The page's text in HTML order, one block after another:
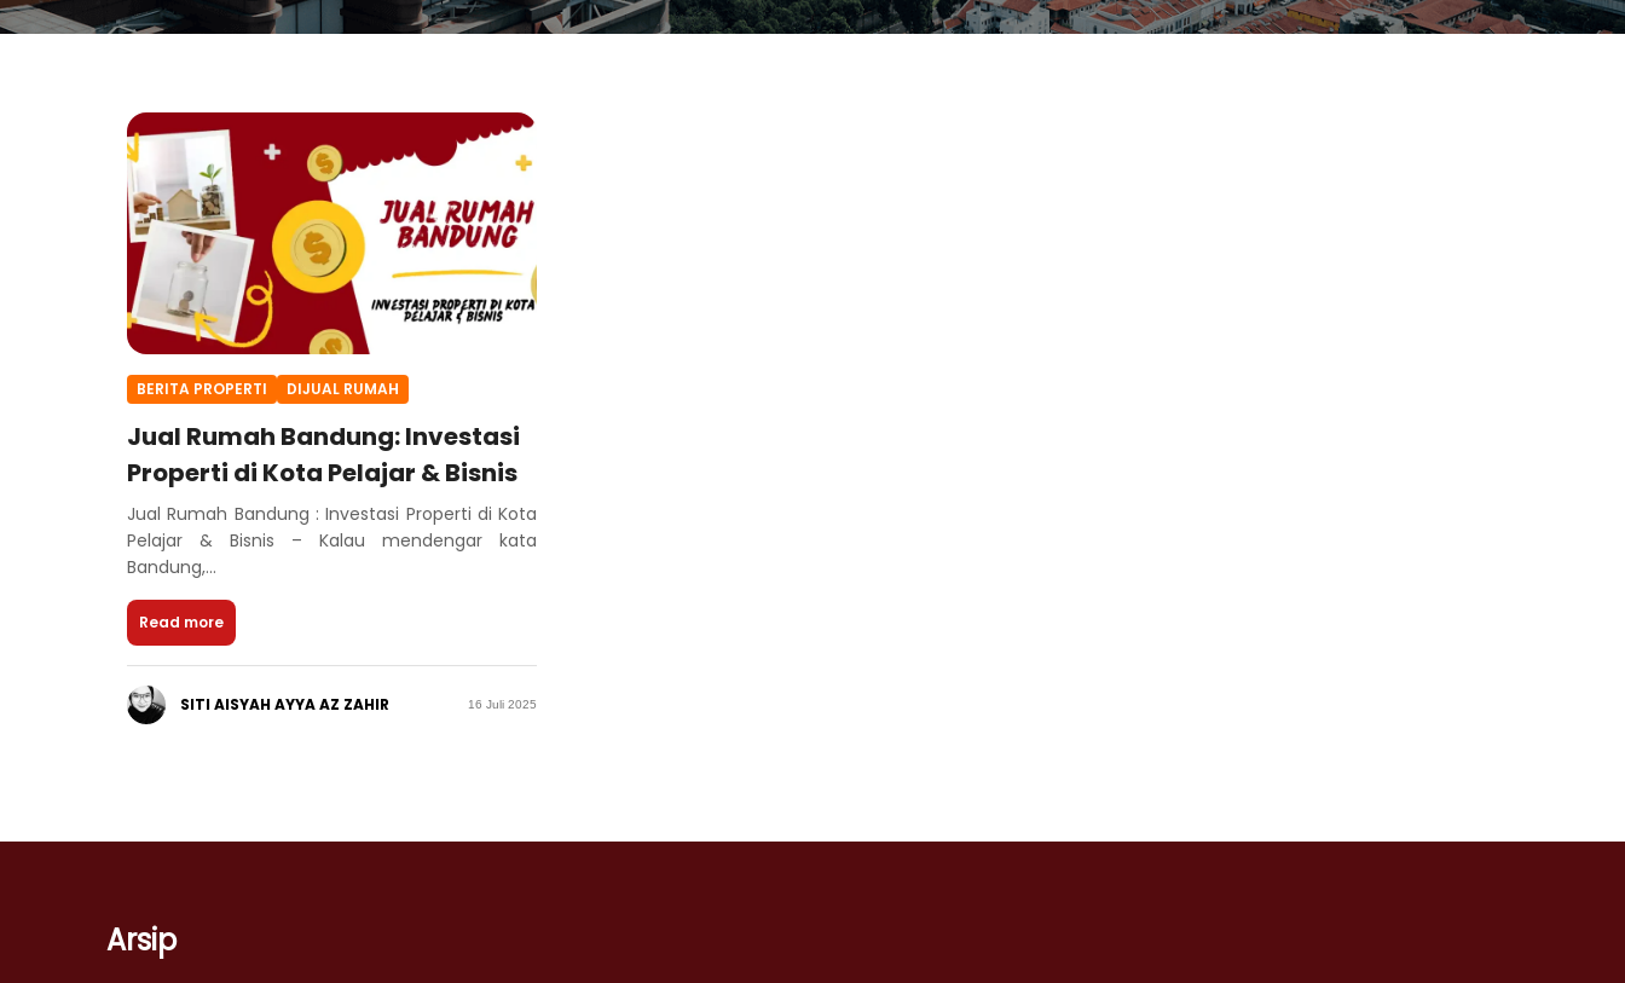
BERITA PROPERTI DIJUAL RUMAH
Jual Rumah Bandung: Investasi
Properti di Kota Pelajar & Bisnis
Jual Rumah Bandung : Investasi Properti di Kota
Pelajar & Bisnis – Kalau mendengar kata
Bandung,...
Read more
SITI AISYAH AYYA AZ ZAHIR 16 Juli 2025
Arsip